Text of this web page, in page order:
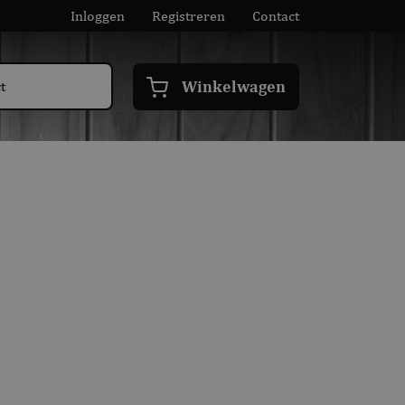
Inloggen Registreren Contact
Winkelwagen